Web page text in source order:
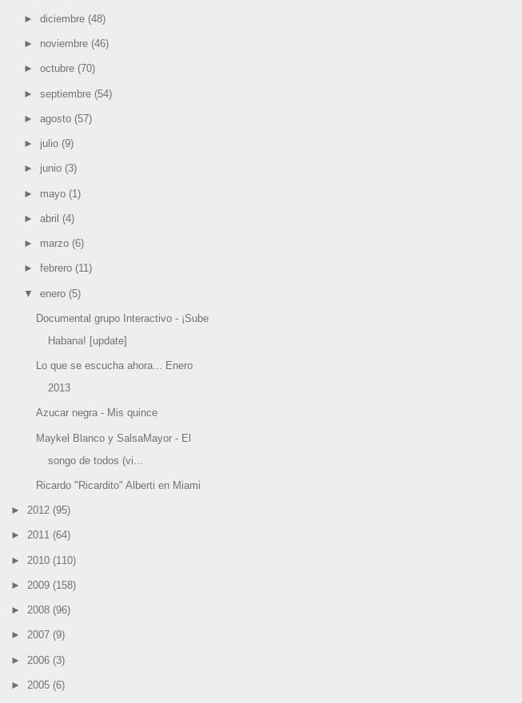
► diciembre (48)
► noviembre (46)
► octubre (70)
► septiembre (54)
► agosto (57)
► julio (9)
► junio (3)
► mayo (1)
► abril (4)
► marzo (6)
► febrero (11)
▼ enero (5)
Documental grupo Interactivo - ¡Sube
Habana! [update]
Lo que se escucha ahora... Enero
2013
Azucar negra - Mis quince
Maykel Blanco y SalsaMayor - El
songo de todos (vi...
Ricardo "Ricardito" Alberti en Miami
► 2012 (95)
► 2011 (64)
► 2010 (110)
► 2009 (158)
► 2008 (96)
► 2007 (9)
► 2006 (3)
► 2005 (6)